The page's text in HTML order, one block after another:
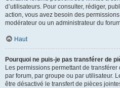
d’utilisateurs. Pour consulter, rédiger,
action, vous avez besoin des
modérateur ou un administrateur du
Haut
Pourquoi ne puis-je pas transférer de
Les permissions permettant de
par forum, par groupe ou par utilisateur.
être désactivé le transfert de pièces